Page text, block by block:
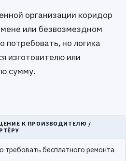
организации коридор
или безвозмездном
но логика
изготовителю или
сумму.
К ПРОИЗВОДИТЕЛЮ /
требовать бесплатного ремонта